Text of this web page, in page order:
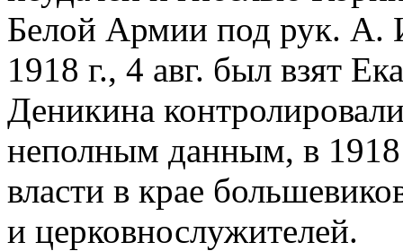
Белой Армии под рук. А.
1918 г., 4 авг. был взят
Деникина
неполным данным, в 1918
власти в крае
и церковнослужителей.